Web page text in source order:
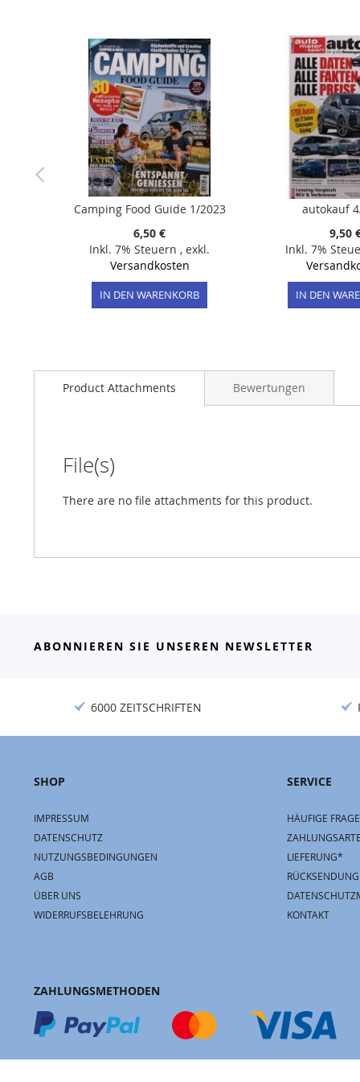
Camping Food Guide 1/2023
6,50 €
Inkl. 7% Steuern , exkl.
Versandkosten
IN DEN WARENKORB
autokauf
9,50
Inkl. 7%
IN DEN
Product Attachments
File(s)
There are no file attachments for this product.
Bewertungen
ABONNIEREN SIE UNSEREN NEWSLETTER
6000 ZEITSCHRIFTEN
SHOP
IMPRESSUM
DATENSCHUTZ
NUTZUNGSBEDINGUNGEN
AGB
ÜBER UNS
WIDERRUFSBELEHRUNG
SERVICE
HÄUFIGE
LIEFERUNG*
KONTAKT
ZAHLUNGSMETHODEN